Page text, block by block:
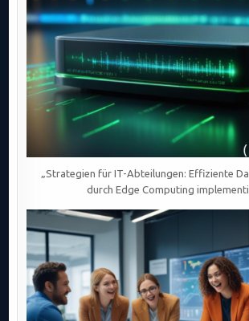
„Strategien für IT-Abteilungen: Effiziente
durch Edge Computing